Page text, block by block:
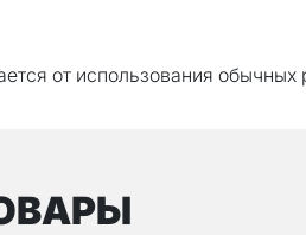
от использования